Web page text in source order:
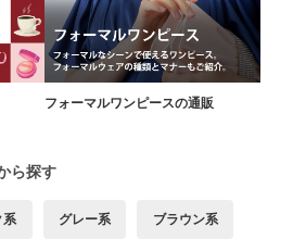
フォーマルワンピースの通販
ら探す
系 グレー系 ブラウン系